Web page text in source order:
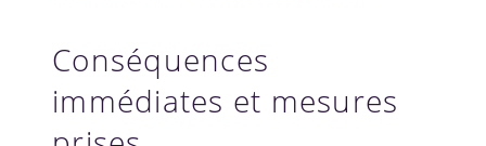
Conséquences
immédiates et mesures